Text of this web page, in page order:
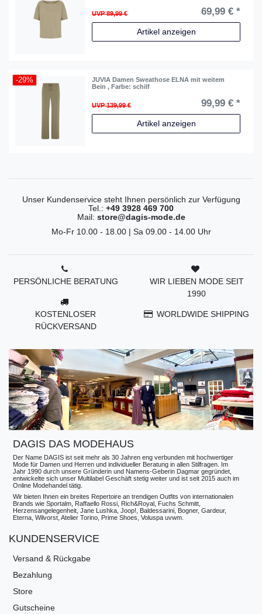
UVP 89,99 € 69,99 € *
Artikel anzeigen
-29%
JUVIA Damen Sweathose ELNA mit weitem
Bein, Farbe: schilf
UVP 139,99 € 99,99 € *
Artikel anzeigen
Unser Kundenservice steht Ihnen persönlich zur Verfügung
Tel.: +49 3928 469 700
Mail: store@dagis-mode.de
Mo-Fr 10.00 - 18.00 | Sa 09.00 - 14.00 Uhr
PERSÖNLICHE BERATUNG
KOSTENLOSER
RÜCKVERSAND
WIR LIEBEN MODE SEIT
1990
WORLDWIDE SHIPPING
DAGIS DAS MODEHAUS
Der Name DAGIS ist seit mehr als 30 Jahren eng verbunden mit hochwertiger
Mode für Damen und Herren und individueller Beratung in allen Stilfragen. Im
Jahr 1990 durch unsere Gründerin und Namens-Geberin Dagmar gegründet,
entwickelte sich unser Multilabel Geschäft stetig weiter und ist seit 2015 auch im
Online Modehandel tätig.
Wir bieten Ihnen ein breites Repertoire an trendigen Outfits von internationalen
Brands wie Sportalm, Raffaello Rossi, Rich&Royal, Fuchs Schmitt,
Herzensangelegenheit, Jane Lushka, Joop!, Baldessarini, Bogner, Gardeur,
Eterna, Wilvorst, Atelier Torino, Prime Shoes, Voluspa uvwm.
KUNDENSERVICE
Versand & Rückgabe
Bezahlung
Store
Gutscheine